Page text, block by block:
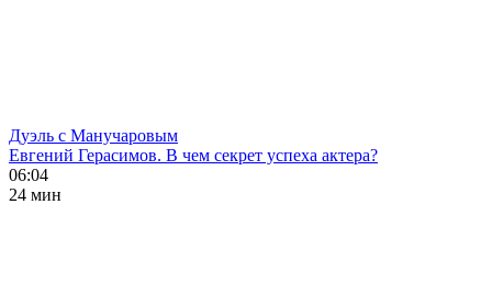
Дуэль с Манучаровым
Евгений Герасимов. В чем секрет успеха актера?
06:04
24 мин